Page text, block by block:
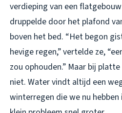
verdieping van een
druppelde door het plafond
boven het bed. “Het begon
hevige regen,” vertelde ze,
zou ophouden.” Maar bij
niet. Water vindt altijd een
winterregen die we nu